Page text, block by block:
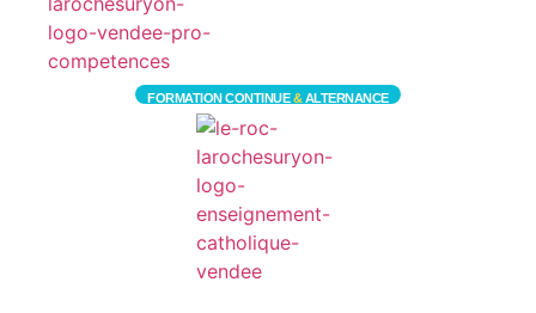
FORMATION CONTINUE&ALTERNANCE